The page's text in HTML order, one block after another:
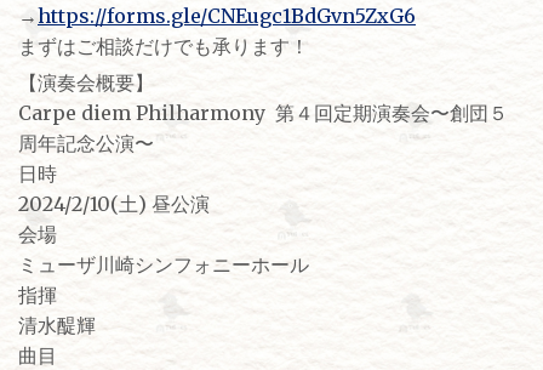
→https://forms.gle/CNEugc1BdGvn5ZxG6
まずはご相談だけでも承ります！
【演奏会概要】
Carpe diem Philharmony 第４回定期演奏会〜創団５
周年記念公演〜
日時
2024/2/10(土) 昼公演
会場
ミューザ川崎シンフォニーホール
指揮
清水醍輝
曲目